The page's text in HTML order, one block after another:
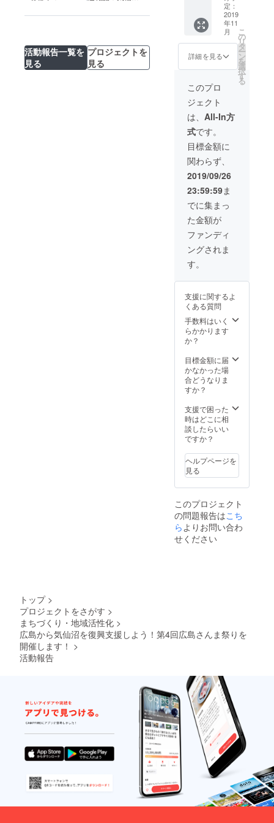
決定しました＾
活動報告一覧を
見る
プロジェクトを
見る
セット
(3品目
の予定)
をお送
りしま
す。 ・
メール
ととも
に、美
味しい
秋刀魚
の焼き
方レシ
ピを
メール
へお送
りしま
す！
仙沼の
商品の
詰め合
わせ
セット
も！と
思って
いただ
ける方
／ ・イ
ベント
当日に
専用席
でお召
し上が
りいた
だける
チケッ
ト（1尾
分） ・
気仙沼
を応援
しよ
う！気
仙沼の
商品
りしま
品目ほ
どの予
定） ・
心から
のお礼
ととも
に、美
味しい
秋刀魚
方レシ
ピを
メール
へお送
す！ "さ
んま"の
イベン
トらし
33,333
円で
す！
定：
2019
年11
月
詳細を見る
こ
の
リ
タ
ー
ン
を
選
択
す
る
このプロ
ジェクト
は、 All-In方
式です。
目標金額に
関わらず、
2019/09/26
23:59:59ま
でに集まっ
た金額が
ファンディ
ングされま
す。
支援に関するよ
くある質問
手数料はいく
らかかります
か？
目標金額に届
かなかった場
合どうなりま
すか？
支援で困った
時はどこに相
談したらいい
ですか？
ヘルプページを
見る
このプロジェクト
の問題報告はこち
ら よりお問い合わ
せください
トップ >
プロジェクトをさがす >
まちづくり・地域活性化 >
広島から気仙沼を復興支援しよう！第4回広島さんま祭りを
開催します！ >
活動報告